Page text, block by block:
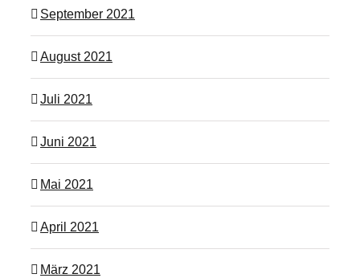
September 2021
August 2021
Juli 2021
Juni 2021
Mai 2021
April 2021
März 2021